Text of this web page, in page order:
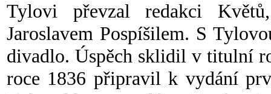
Tylovi převzal redakci
Jaroslavem Pospíšilem. S
divadlo. Úspěch sklidil v titulní
roce 1836 připravil k vydání